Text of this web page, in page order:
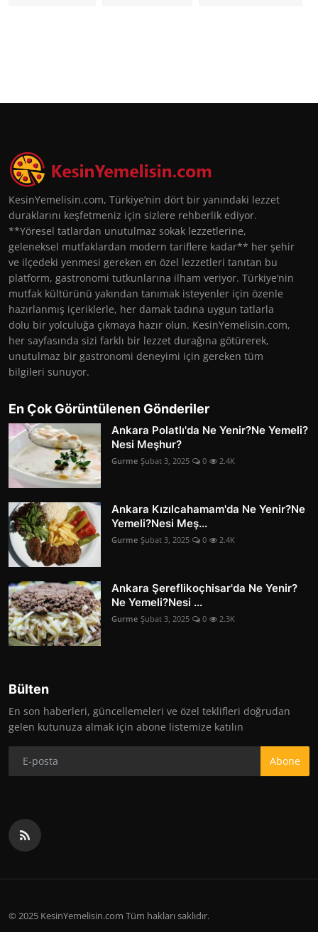
KesinYemelisin.com, Türkiye’nin dört bir yanındaki lezzet
duraklarını keşfetmeniz için sizlere rehberlik ediyor.
**Yöresel tatlardan unutulmaz sokak lezzetlerine,
geleneksel mutfaklardan modern tariflere kadar** her şehir
ve ilçedeki yenmesi gereken en özel lezzetleri tanıtan bu
platform, gastronomi tutkunlarına ilham veriyor. Türkiye’nin
mutfak kültürünü yakından tanımak isteyenler için özenle
hazırlanmış içeriklerle, her damak tadına uygun tatlarla
dolu bir yolculuğa çıkmaya hazır olun. KesinYemelisin.com,
her sayfasında sizi farklı bir lezzet durağına götürerek,
unutulmaz bir gastronomi deneyimi için gereken tüm
bilgileri sunuyor.
En Çok Görüntülenen Gönderiler
Ankara Polatlı'da Ne Yenir?Ne Yemeli?
Nesi Meşhur?
Gurme Şubat 3, 2025 0 2.4K
Ankara Kızılcahamam'da Ne Yenir?Ne
Yemeli?Nesi Meş...
Gurme Şubat 3, 2025 0 2.4K
Ankara Şereflikoçhisar'da Ne Yenir?
Ne Yemeli?Nesi ...
Gurme Şubat 3, 2025 0 2.3K
Bülten
En son haberleri, güncellemeleri ve özel teklifleri doğrudan
gelen kutunuza almak için abone listemize katılın
Abone
© 2025 KesinYemelisin.com Tüm hakları saklıdır.